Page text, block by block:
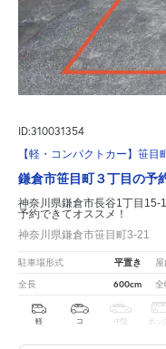
ID:310031354
【軽・コンパクトカー】笹目
鎌倉市笹目町３丁目の予
神奈川県鎌倉市長谷1丁目15-
予約できてオススメ！
神奈川県鎌倉市笹目町3-21
駐車場形式 平置き
全長 600cm 全
軽 コ 中型 ボッ